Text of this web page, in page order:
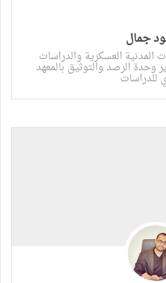
جمال
العسكرية والدراسات
وحدة الرصد والتوثيق بالمعهد
للدراسات